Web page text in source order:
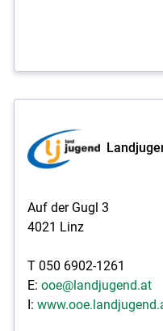
Auf der Gugl 3
4021 Linz
T 050 6902-1261
E: ooe@landjugend.at
I: